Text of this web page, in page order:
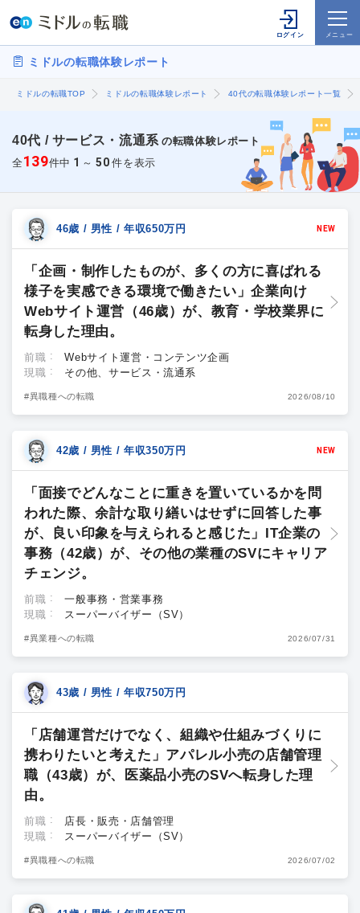
ミドルの転職体験レポート
ミドルの転職TOP ミドルの転職体験レポート 40代の転職体験レポート一覧
40代 / サービス・流通系 の転職体験レポート
全139件中 1 ～ 50 件を表示
46歳 / 男性 / 年収650万円 NEW
「企画・制作したものが、多くの方に喜ばれる
様子を実感できる環境で働きたい」企業向け
Webサイト運営（46歳）が、教育・学校業界に
転身した理由。
前職
Webサイト運営・コンテンツ企画
現職
その他、サービス・流通系
#異職種への転職 2026/08/10
42歳 / 男性 / 年収350万円 NEW
「面接でどんなことに重きを置いているかを問
われた際、余計な取り繕いはせずに回答した事
が、良い印象を与えられると感じた」IT企業の
事務（42歳）が、その他の業種のSVにキャリア
チェンジ。
前職
一般事務・営業事務
現職
スーパーバイザー（SV）
#異業種への転職 2026/07/31
43歳 / 男性 / 年収750万円
「店舗運営だけでなく、組織や仕組みづくりに
携わりたいと考えた」アパレル小売の店舗管理
職（43歳）が、医薬品小売のSVへ転身した理
由。
前職
店長・販売・店舗管理
現職
スーパーバイザー（SV）
#異職種への転職 2026/07/02